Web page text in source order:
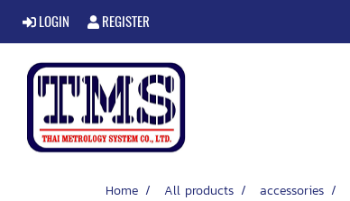
LOGIN REGISTER
Home All products accessories